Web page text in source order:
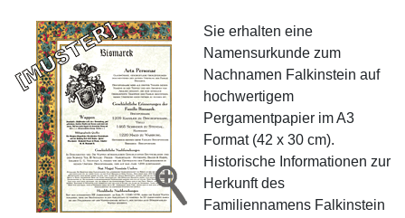
Sie erhalten eine
Namensurkunde zum
Nachnamen Falkinstein auf
hochwertigem
Pergamentpapier im A3
Format (42 x 30 cm).
Historische Informationen zur
Herkunft des
Familiennamens Falkinstein